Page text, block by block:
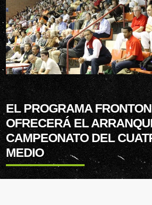
EL PROGRAMA FRONTON
OFRECERÁ EL
CAMPEONATO DEL
MEDIO